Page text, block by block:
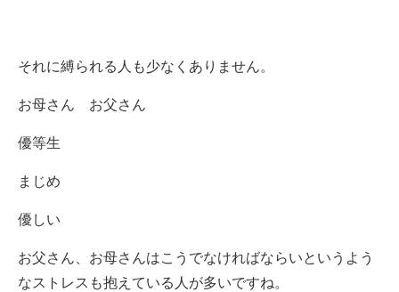
それに縛られる人も少なくありません。
お母さん お父さん
優等生
まじめ
優しい
お父さん、お母さんはこうでなければならいというよう
なストレスも抱えている人が多いですね。